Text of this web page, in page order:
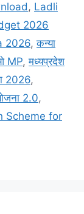
, Ladli
2026
2026,कन्या
MP,मध्यप्रदेश
2026,
2.0,
Scheme for